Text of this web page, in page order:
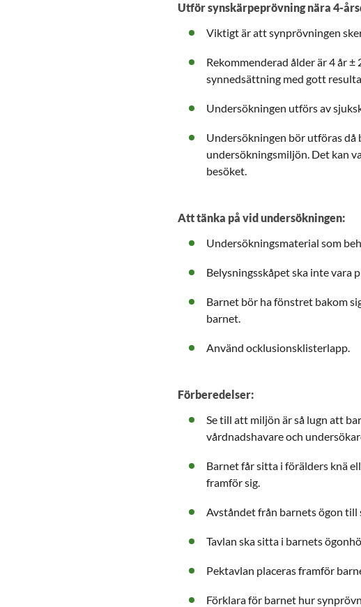
Utför synskärpeprövning nära 4-
Viktigt är att synprövningen
Rekommenderad ålder är 4 år
synnedsättning med gott
Undersökningen utförs av
Undersökningen bör utföras då
undersökningsmiljön. Det kan
besöket.
Att tänka på vid undersökningen:
Undersökningsmaterial som
Belysningsskåpet ska inte vara
Barnet bör ha fönstret bakom
barnet.
Använd ocklusionsklisterlapp.
Förberedelser:
Se till att miljön är så lugn att
vårdnadshavare och
Barnet får sitta i förälders knä
framför sig.
Avståndet från barnets ögon till
Tavlan ska sitta i barnets
Pektavlan placeras framför
Förklara för barnet hur